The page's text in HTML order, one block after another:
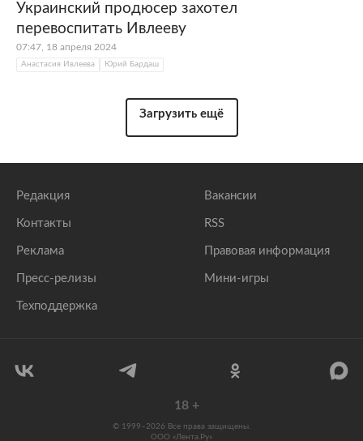
Украинский продюсер захотел
перевоспитать Ивлееву
07:47, 18 апреля 2024
Анастасия Ивлеева Юрий Бардаш
Загрузить ещё
Редакция
Контакты
Реклама
Пресс-релизы
Техподдержка
Вакансии
RSS
Правовая информация
Мини-игры
18 +
© 1999–2026 Все права защищены.
ООО «Лента.Ру»